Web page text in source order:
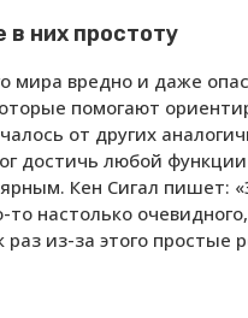
в них простоту
мира вредно и даже
помогают
от других
достичь любой
Кен Сигал пишет:
настолько
из-за этого